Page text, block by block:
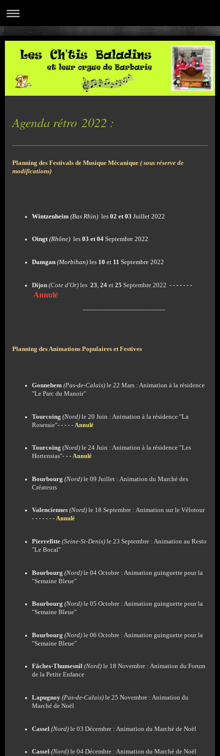
Agenda rétro 2022 :
Planning des Festivals de Musique Mécanique ( sous réserve de
modifications)
Wintzenheim (Bas Rhin) les 02 et 03 Juillet 2022
Oingt (Rhône) les 03 et 04 Septembre 2022
Damgan (Morbihan) les 10 et 11 Septembre 2022
Dijon (Cote d'Or) les 23 24 et 25 Septembre 2022 - - - - - - -
Annulé
Planning des Animations Populaires et Festives
Gonnehem (Pas-de-Calais) le 22 Mars : Animation à la résidence
"Le Parc du Manoir"
Tourcoing (Nord) le 20 Juin : Animation à la résidence "La
Roseraie"- - - - - Annulé
Tourcoing (Nord) le 24 Juin : Animation à la résidence "Les
Hortensias"- - - Annulé
Bourbourg (Nord) le 09 Juillet : Animation du Marché des
Créateurs
Valenciennes (Nord) le 18 Septembre : Animation sur le Vélotour
- - - - - - - Annulé
Pierrefitte (Seine-St-Denis) le 23 Septembre : Animation au Resto
"Le Bocal"
Bourbourg (Nord) le 04 Octobre : Animation guinguette pour la
"Semaine Bleue"
Bourbourg (Nord) le 05 Octobre : Animation guinguette pour la
"Semaine Bleue"
Bourbourg (Nord) le 06 Octobre : Animation guinguette pour la
"Semaine Bleue"
Fâches-Thumesnil (Nord) le 18 Novembre : Animation du Forum
de la Petite Enfance
Lapugnoy (Pas-de-Calais) le 25 Novembre : Animation du
Marché de Noël
Cassel (Nord) le 03 Décembre : Animation du Marché de Noël
Cassel (Nord) le 04 Décembre : Animation du Marché de Noël